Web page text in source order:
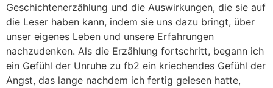
Geschichtenerzählung und die Auswirkungen, die sie auf
die Leser haben kann, indem sie uns dazu bringt, über
unser eigenes Leben und unsere Erfahrungen
nachzudenken. Als die Erzählung fortschritt, begann ich
ein Gefühl der Unruhe zu fb2 ein kriechendes Gefühl der
Angst, das lange nachdem ich fertig gelesen hatte,